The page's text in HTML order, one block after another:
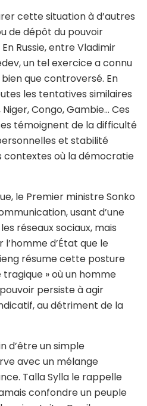
cette situation à d’autres
de dépôt du pouvoir
Russie, entre Vladimir
un tel exercice a connu
que controversé. En
les tentatives similaires
Congo, Gambie… Ces
témoignent de la difficulté
et stabilité
contextes où la démocratie
le Premier ministre Sonko
usant d’une
réseaux sociaux, mais
d’État que le
résume cette posture
» où un homme
persiste à agir
au détriment de la
d’être un simple
avec un mélange
Talla Sylla le rappelle
confondre un peuple